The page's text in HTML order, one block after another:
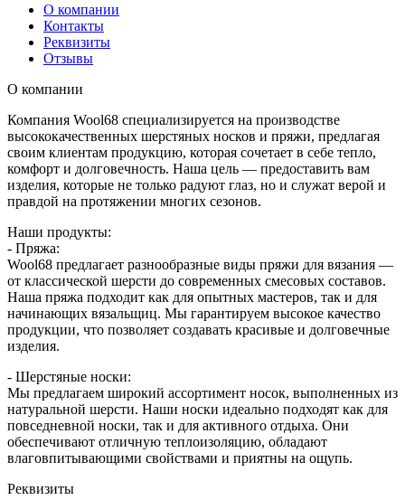
О компании
Контакты
Реквизиты
Отзывы
О компании
Компания Wool68 специализируется на производстве
высококачественных шерстяных носков и пряжи, предлагая
своим клиентам продукцию, которая сочетает в себе тепло,
комфорт и долговечность. Наша цель — предоставить вам
изделия, которые не только радуют глаз, но и служат верой и
правдой на протяжении многих сезонов.
Наши продукты:
- Пряжа:
Wool68 предлагает разнообразные виды пряжи для вязания —
от классической шерсти до современных смесовых составов.
Наша пряжа подходит как для опытных мастеров, так и для
начинающих вязальщиц. Мы гарантируем высокое качество
продукции, что позволяет создавать красивые и долговечные
изделия.
- Шерстяные носки:
Мы предлагаем широкий ассортимент носок, выполненных из
натуральной шерсти. Наши носки идеально подходят как для
повседневной носки, так и для активного отдыха. Они
обеспечивают отличную теплоизоляцию, обладают
влаговпитывающими свойствами и приятны на ощупь.
Реквизиты